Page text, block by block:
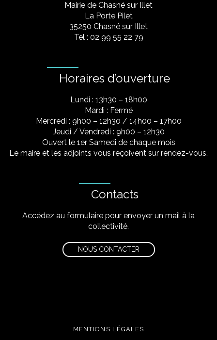
Mairie de Chasné sur Illet
La Porte Pilet
35250 Chasné sur Illet
Tel : 02 99 55 22 79
Horaires d’ouverture
Lundi : 13h30 – 18h00
Mardi : Fermé
Mercredi : 9h00 – 12h30 / 14h00 – 17h00
Jeudi / Vendredi : 9h00 – 12h30
Ouvert le 1er Samedi de chaque mois
Le maire et les adjoints vous reçoivent sur rendez-vous.
Contacts
Accédez au formulaire pour envoyer un mail à la
collectivité.
NOUS CONTACTER
MENTIONS LÉGALES